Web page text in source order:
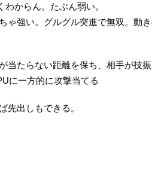
わからん。たぶん弱い。
ゃ強い。グルグル突進で無双。動
当たらない距離を保ち、相手が技
に一方的に攻撃当てる
先出しもできる。